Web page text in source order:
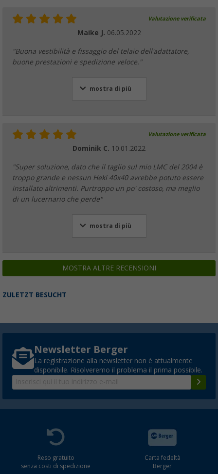
Valutazione verificata
Maike J. 06.05.2022
"Buona vestibilità e fissaggio del telaio dell'adattatore,
buone prestazioni e spedizione veloce."
mostra di più
Valutazione verificata
Dominik C. 10.01.2022
"Super soluzione, dato che il taglio sul mio LMC del 2004 è
troppo grande e nessun Heki 40x40 avrebbe potuto essere
installato altrimenti. Purtroppo un po' costoso, ma meglio
di un lucernario che perde"
mostra di più
MOSTRA ALTRE RECENSIONI
ZULETZT BESUCHT
Newsletter Berger
La registrazione alla newsletter non è attualmente
disponibile. Risolveremo il problema il prima possibile.
Reso gratuito
senza costi di spedizione
Carta fedeltà
Berger